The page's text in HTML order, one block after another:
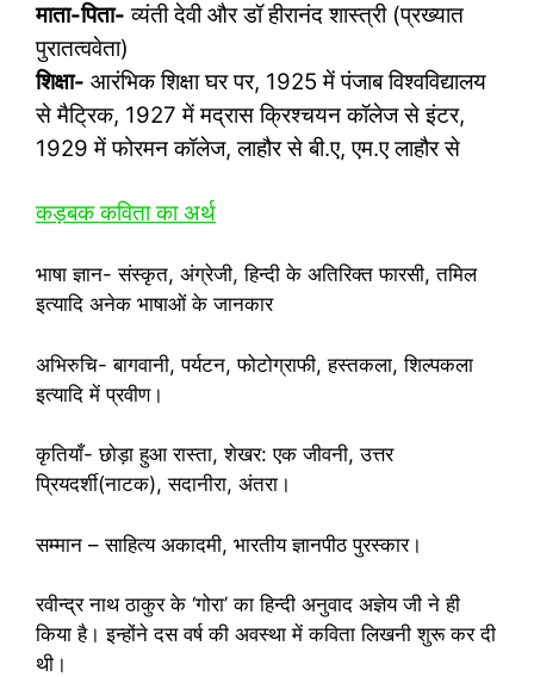
माता-पिता- व्यंती देवी और डॉ हीरानंद शास्त्री (प्रख्यात
पुरातत्ववेता)
शिक्षा- आरंभिक शिक्षा घर पर, 1925 में पंजाब विश्वविद्यालय
से मैट्रिक, 1927 में मद्रास क्रिश्चयन कॉलेज से इंटर,
1929 में फोरमन कॉलेज, लाहौर से बी.ए, एम.ए लाहौर से
कड़‍बक कविता का अर्थ
भाषा ज्ञान- संस्कृत, अंग्रेजी, हिन्दी के अतिरिक्त फारसी, तमिल
इत्यादि अनेक भाषाओं के जानकार
अभिरुचि- बागवानी, पर्यटन, फोटोग्राफी, हस्तकला, शिल्पकला
इत्यादि में प्रवीण।
कृतियाँ- छोड़ा हुआ रास्ता, शेखर: एक जीवनी, उत्तर
प्रियदर्शी(नाटक), सदानीरा, अंतरा।
सम्मान – साहित्य अकादमी, भारतीय ज्ञानपीठ पुरस्‍कार।
रवीन्द्र नाथ ठाकुर के ‘गोरा’ का हिन्दी अनुवाद अज्ञेय जी ने ही
किया है। इन्‍होंने दस वर्ष की अवस्‍था में कविता लिखनी शुरू कर दी
थी।